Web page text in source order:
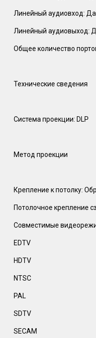
Линейный аудиовход: Да
Линейный аудиовыход:
Общее количество
Технические сведения
Система проекции: DLP
Метод проекции
Крепление к потолку:
Потолочное крепление
Совместимые
EDTV
HDTV
NTSC
PAL
SDTV
SECAM